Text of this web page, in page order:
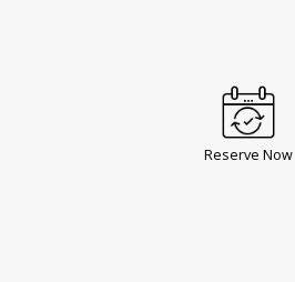
Reserve Now